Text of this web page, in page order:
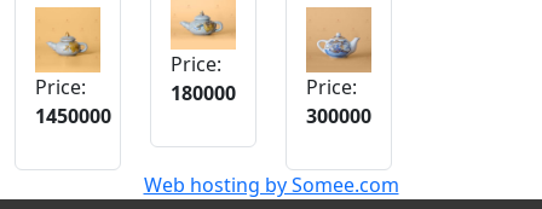
Price:
1450000
Price:
180000
Price:
300000
Web hosting by Somee.com